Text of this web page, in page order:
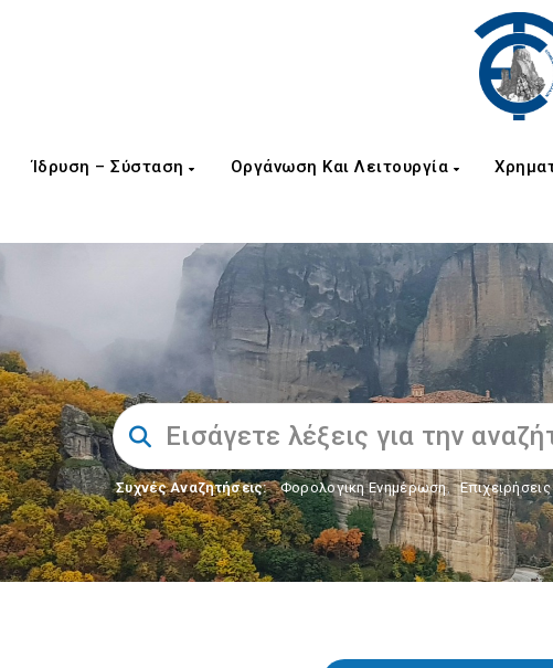
Ίδρυση – Σύσταση Οργάνωση Και Λειτουργία
Συχνές Αναζητήσεις: Φορολογικη Ενημέρωση, Επιχειρήσεις